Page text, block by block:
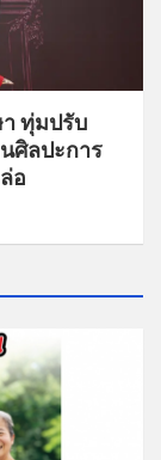
ทุ่มปรับ
ศิลปะการ
อ